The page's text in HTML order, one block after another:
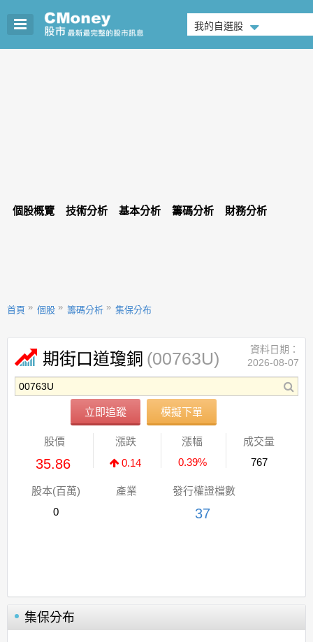
我的自選股
個股概覽 技術分析 基本分析 籌碼分析 財務分析
首頁 個股 籌碼分析 集保分布
期街口道瓊銅 (00763U)
立即追蹤 模擬下單
資料日期：
2026-08-07
股價
35.86
漲跌
0.14
漲幅
0.39%
成交量
767
股本(百萬)
0
產業 發行權證檔數
37
集保分布